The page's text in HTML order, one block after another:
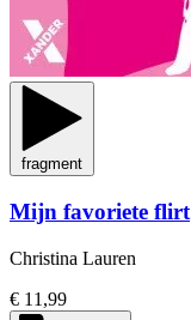
fragment
Mijn favoriete flirt
Christina Lauren
€ 11,99